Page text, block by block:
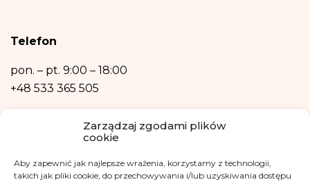
Zarządzaj zgodami plików
cookie
Aby zapewnić jak najlepsze wrażenia, korzystamy z technologii,
takich jak pliki cookie, do przechowywania i/lub uzyskiwania dostępu
Podanie danych osobowych jest niezbędne do zrealizowania ww. celów.
również w formie profilowania.
Telefon
pon. – pt. 9:00 – 18:00
+48 533 365 505
kontakt@fundacjakasisi.pl
Inspektor Danych Osobowych